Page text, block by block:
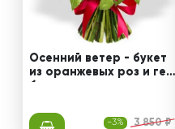
Осенний ветер - букет
из оранжевых роз и гер
-3% 3 850 ₽